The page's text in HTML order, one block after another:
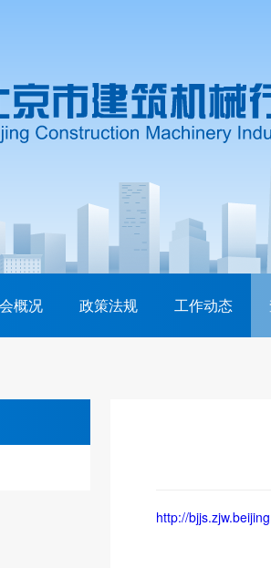
概况 政策法规 工作动态
http://